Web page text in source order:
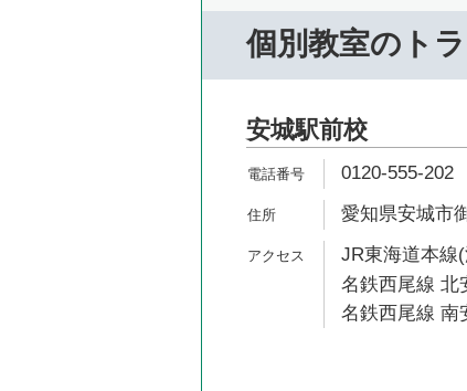
個別教室のト
安城駅前校
0120-555-202
愛知県安城市
JR東海道本線
名鉄西尾線 北
名鉄西尾線 南